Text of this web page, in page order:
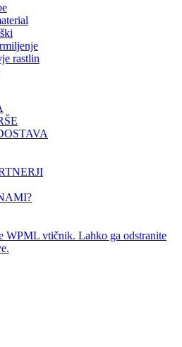
rastlin
WPML vtičnik. Lahko ga odstranite